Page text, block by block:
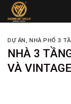
Skip
DỰ ÁN, NHÀ PHỐ 3
NHÀ 3
VÀ VINTAGE